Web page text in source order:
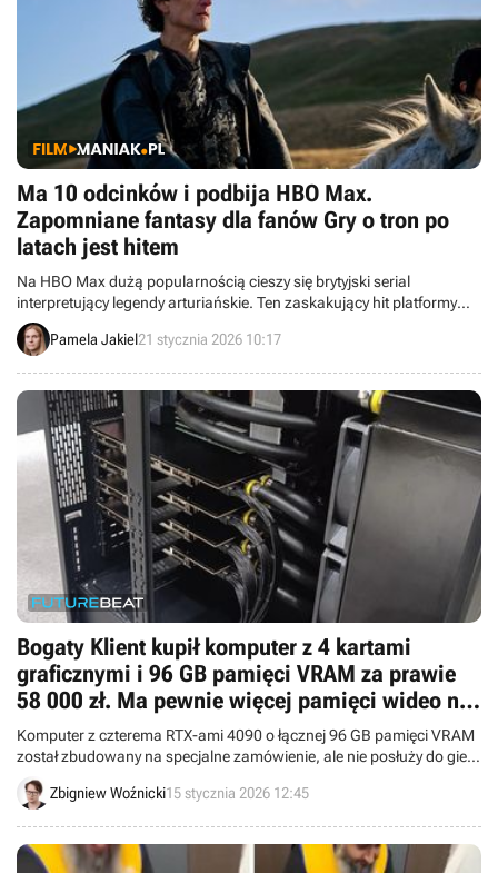
Ma 10 odcinków i podbija HBO Max.
Zapomniane fantasy dla fanów Gry o tron po
latach jest hitem
Na HBO Max dużą popularnością cieszy się brytyjski serial
interpretujący legendy arturiańskie. Ten zaskakujący hit platformy
może zainteresować fanów Gry o tron.
Pamela Jakiel21 stycznia 2026 10:17
Bogaty Klient kupił komputer z 4 kartami
graficznymi i 96 GB pamięci VRAM za prawie
58 000 zł. Ma pewnie więcej pamięci wideo niż
pamięci RAM
Komputer z czterema RTX-ami 4090 o łącznej 96 GB pamięci VRAM
został zbudowany na specjalne zamówienie, ale nie posłuży do gier.
PC trafił do osoby zainteresowanej modelami sztucznej inteligencji.
Zbigniew Woźnicki15 stycznia 2026 12:45